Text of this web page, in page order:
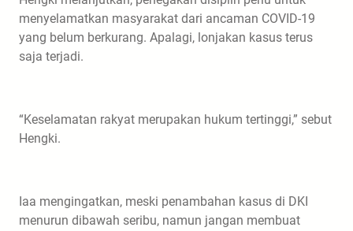
menyelamatkan masyarakat dari ancaman COVID-19
yang belum berkurang. Apalagi, lonjakan kasus terus
saja terjadi.
“Keselamatan rakyat merupakan hukum tertinggi,” sebut
Hengki.
Iaa mengingatkan, meski penambahan kasus di DKI
menurun dibawah seribu, namun jangan membuat